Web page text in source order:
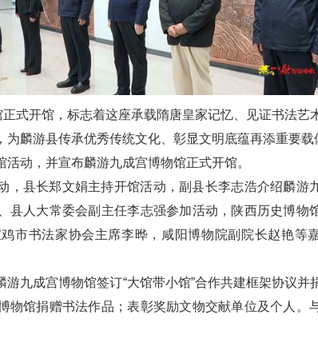
式开馆，标志着这座承载隋唐皇家记忆、见证书法艺
麟游县传承优秀传统文化、彰显文明底蕴再添重要载
动，并宣布麟游九成宫博物馆正式开馆。
，县长郑文娟主持开馆活动，副县长李志浩介绍麟游
县人大常委会副主任李志强参加活动，陕西历史博物
市书法家协会主席李晔，咸阳博物院副院长赵艳等
九成宫博物馆签订“大馆带小馆”合作共建框架协议并
物馆捐赠书法作品；表彰奖励文物交献单位及个人。